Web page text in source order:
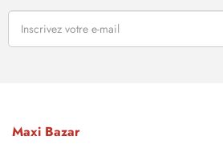
Maxi Bazar